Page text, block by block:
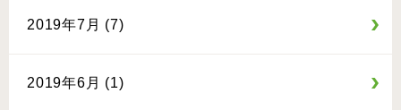
2019年7月 (7)
2019年6月 (1)